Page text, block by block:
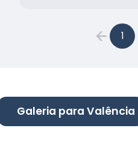
1
Galeria para Valência